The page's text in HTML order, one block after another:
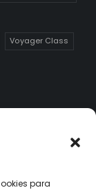
para
Voyager Class
y ofertas que